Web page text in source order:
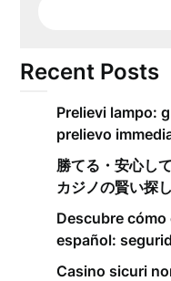
Recent Posts
Prelievi lampo:
prelievo
勝てる・安心し
カジノの賢い探
Descubre cómo
español:
Casino sicuri